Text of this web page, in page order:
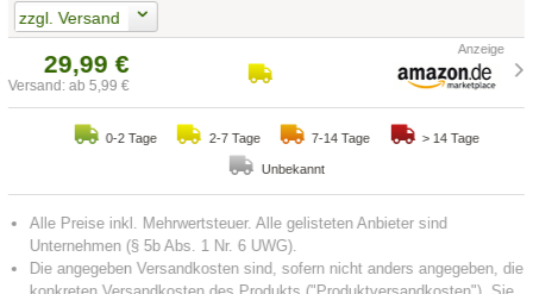
zzgl. Versand
29,99 €
Versand: ab 5,99 €
0-2 Tage 2-7 Tage 7-14 Tage > 14 Tage
Unbekannt